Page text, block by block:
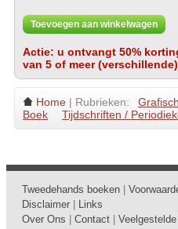
Toevoegen aan winkelwagen
Actie: u ontvangt 50%
van 5 of meer
Home | Rubrieken:
Boek
Tijdschriften /
Tweedehands boeken
Disclaimer
Links
Over Ons
Contact